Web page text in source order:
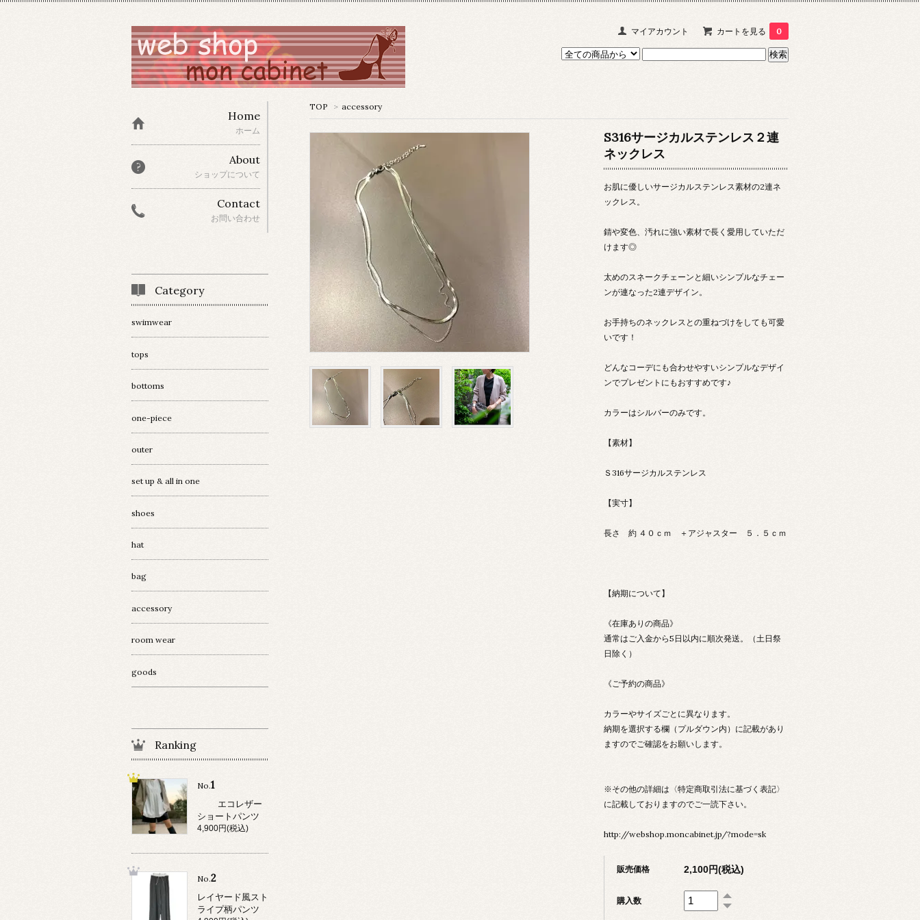
マイアカウント カートを見る 0
TOP > accessory
S316サージカルステンレス２連
ネックレス
お肌に優しいサージカルステンレス素材の2連ネ
ックレス。
錆や変色、汚れに強い素材で長く愛用していただ
けます◎
太めのスネークチェーンと細いシンプルなチェー
ンが連なった2連デザイン。
お手持ちのネックレスとの重ねづけをしても可愛
いです！
どんなコーデにも合わせやすいシンプルなデザイ
ンでプレゼントにもおすすめです♪
カラーはシルバーのみです。
【素材】
Ｓ316サージカルステンレス
【実寸】
長さ 約 ４０ｃｍ ＋アジャスター ５．５ｃｍ
【納期について】
《在庫ありの商品》
通常はご入金から5日以内に順次発送。（土日祭
日除く）
《ご予約の商品》
カラーやサイズごとに異なります。
納期を選択する欄（プルダウン内）に記載があり
ますのでご確認をお願いします。
※その他の詳細は〈特定商取引法に基づく表記〉
に記載しておりますのでご一読下さい。
http://webshop.moncabinet.jp/?mode=sk
販売価格 2,100円(税込)
購入数
Home
ホーム
About
ショップについて
Contact
お問い合わせ
Category
swimwear
tops
bottoms
one-piece
outer
set up & all in one
shoes
hat
bag
accessory
room wear
goods
Ranking
No.1
エコレザー
ショートパンツ
4,900円(税込)
No.2
レイヤード風スト
ライプ柄パンツ